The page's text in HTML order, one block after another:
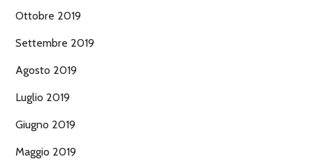
Ottobre 2019
Settembre 2019
Agosto 2019
Luglio 2019
Giugno 2019
Maggio 2019